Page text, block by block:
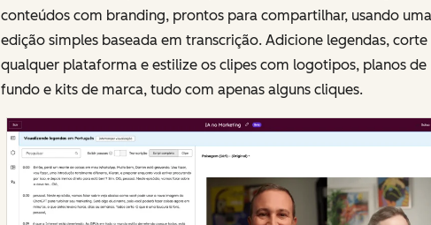
conteúdos com branding, prontos para compartilhar, usando uma
edição simples baseada em transcrição. Adicione legendas, corte
qualquer plataforma e estilize os clipes com logotipos, planos de
fundo e kits de marca, tudo com apenas alguns cliques.